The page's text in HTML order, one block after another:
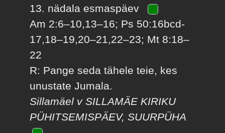
13. nädala esmaspäev
Am 2:6–10,13–16; Ps 50:16bcd-
17,18–19,20–21,22–23; Mt 8:18–
22
R: Pange seda tähele teie, kes
unustate Jumala.
Sillamäel v SILLAMÄE KIRIKU
PÜHITSEMISPÄEV, SUURPÜHA